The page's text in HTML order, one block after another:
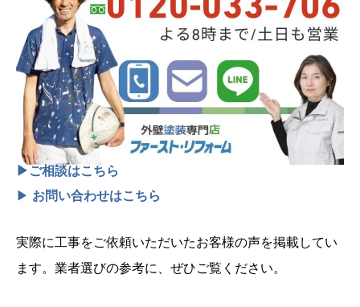
▶ご相談はこちら
▶ お問い合わせはこちら
実際に工事をご依頼いただいたお客様の声を掲載してい
ます。業者選びの参考に、ぜひご覧ください。